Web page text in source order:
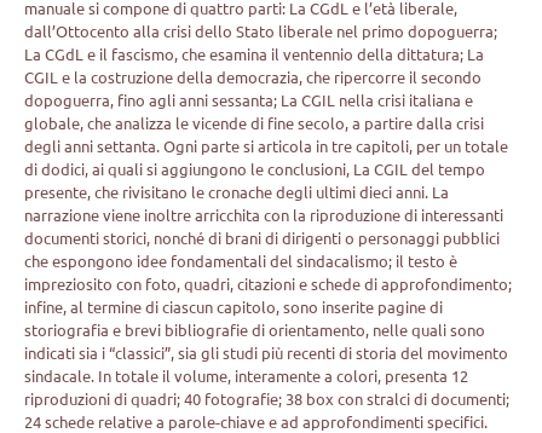
manuale si compone di quattro parti: La CGdL e l’età liberale,
dall’Ottocento alla crisi dello Stato liberale nel primo dopoguerra;
La CGdL e il fascismo, che esamina il ventennio della dittatura; La
CGIL e la costruzione della democrazia, che ripercorre il secondo
dopoguerra, fino agli anni sessanta; La CGIL nella crisi italiana e
globale, che analizza le vicende di fine secolo, a partire dalla crisi
degli anni settanta. Ogni parte si articola in tre capitoli, per un totale
di dodici, ai quali si aggiungono le conclusioni, La CGIL del tempo
presente, che rivisitano le cronache degli ultimi dieci anni. La
narrazione viene inoltre arricchita con la riproduzione di interessanti
documenti storici, nonché di brani di dirigenti o personaggi pubblici
che espongono idee fondamentali del sindacalismo; il testo è
impreziosito con foto, quadri, citazioni e schede di approfondimento;
infine, al termine di ciascun capitolo, sono inserite pagine di
storiografia e brevi bibliografie di orientamento, nelle quali sono
indicati sia i “classici”, sia gli studi più recenti di storia del movimento
sindacale. In totale il volume, interamente a colori, presenta 12
riproduzioni di quadri; 40 fotografie; 38 box con stralci di documenti;
24 schede relative a parole-chiave e ad approfondimenti specifici.